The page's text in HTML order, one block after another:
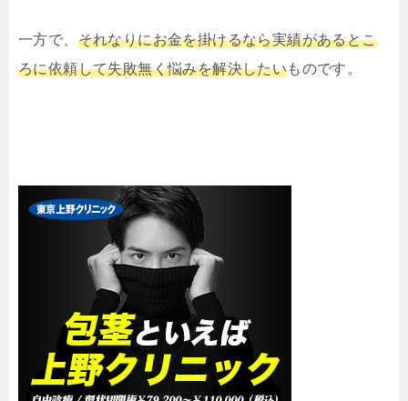
一方で、 それなりにお金を掛けるなら実績があるとこ
ろに依頼して失敗無く悩みを解決したいものです。